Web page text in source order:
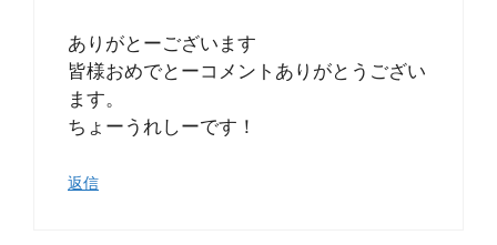
ありがとーございます
皆様おめでとーコメントありがとうござい
ます。
ちょーうれしーです！
返信